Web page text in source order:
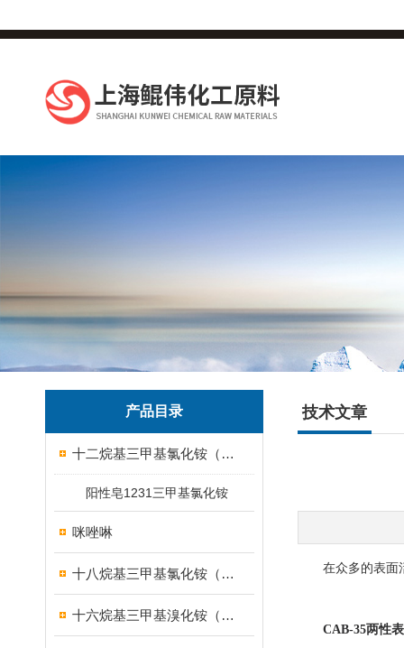
产品目录
十二烷基三甲基氯化铵（1231）
阳性皂1231三甲基氯化铵
咪唑啉
十八烷基三甲基氯化铵（1831）
十六烷基三甲基溴化铵（1631溴型）
技术文章
在众多的表面活
CAB-35两性